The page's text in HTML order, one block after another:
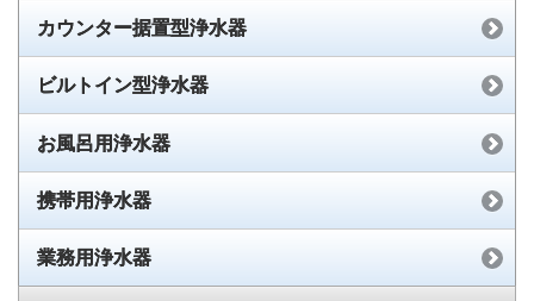
カウンター据置型浄水器
ビルトイン型浄水器
お風呂用浄水器
携帯用浄水器
業務用浄水器